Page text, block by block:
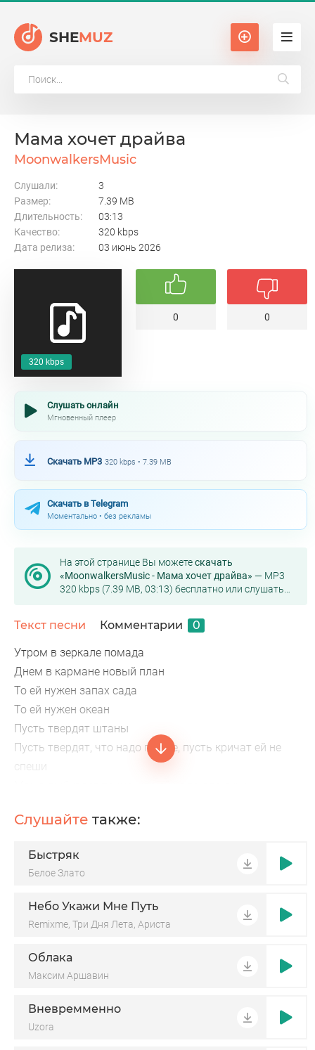
SHEMUZ
320 kbps
Мама хочет драйва
MoonwalkersMusic
Слушали:
3
Размер:
7.39 MB
Длительность:
03:13
Качество:
320 kbps
Дата релиза:
03 июнь 2026
0 0
Слушать онлайн
Мгновенный плеер
Скачать MP3 320 kbps • 7.39 MB
Скачать в Telegram
Моментально • без рекламы
На этой странице Вы можетескачать
«MoonwalkersMusic - Мама хочет драйва» — MP3
320 kbps (7.39 MB, 03:13) бесплатно или слушать
Текст песни Комментарии 0
Утром в зеркале помада
Днем в кармане новый план
То ей нужен запах сада
То ей нужен океан
Пусть твердят штаны
Пусть твердят, что надо проще, пусть кричат ей не
спеши
Мама ищет не напрасно своё
Подожди еще минуту
Слушайте также:
Быстряк
Белое Злато
Небо Укажи Мне Путь
Remixme, Три Дня Лета, Ариста
Облака
Максим Аршавин
Вневремменно
Uzora